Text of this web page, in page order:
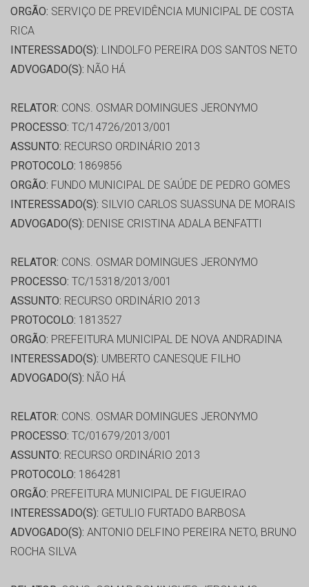
ORGÃO: SERVIÇO DE PREVIDÊNCIA MUNICIPAL DE COSTA
RICA
INTERESSADO(S): LINDOLFO PEREIRA DOS SANTOS NETO
ADVOGADO(S): NÃO HÁ
RELATOR: CONS. OSMAR DOMINGUES JERONYMO
PROCESSO: TC/14726/2013/001
ASSUNTO: RECURSO ORDINÁRIO 2013
PROTOCOLO: 1869856
ORGÃO: FUNDO MUNICIPAL DE SAÚDE DE PEDRO GOMES
INTERESSADO(S): SILVIO CARLOS SUASSUNA DE MORAIS
ADVOGADO(S): DENISE CRISTINA ADALA BENFATTI
RELATOR: CONS. OSMAR DOMINGUES JERONYMO
PROCESSO: TC/15318/2013/001
ASSUNTO: RECURSO ORDINÁRIO 2013
PROTOCOLO: 1813527
ORGÃO: PREFEITURA MUNICIPAL DE NOVA ANDRADINA
INTERESSADO(S): UMBERTO CANESQUE FILHO
ADVOGADO(S): NÃO HÁ
RELATOR: CONS. OSMAR DOMINGUES JERONYMO
PROCESSO: TC/01679/2013/001
ASSUNTO: RECURSO ORDINÁRIO 2013
PROTOCOLO: 1864281
ORGÃO: PREFEITURA MUNICIPAL DE FIGUEIRAO
INTERESSADO(S): GETULIO FURTADO BARBOSA
ADVOGADO(S): ANTONIO DELFINO PEREIRA NETO, BRUNO
ROCHA SILVA